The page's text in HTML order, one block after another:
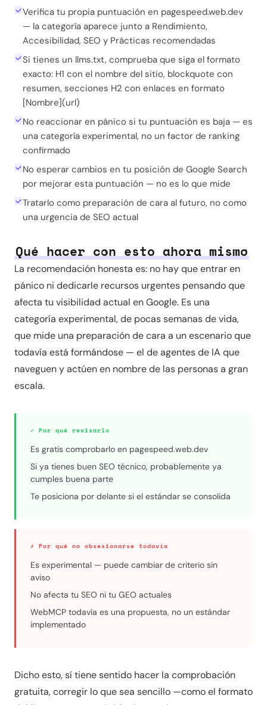
Verifica tu propia puntuación en pagespeed.web.dev
— la categoría aparece junto a Rendimiento,
Accesibilidad, SEO y Prácticas recomendadas
Si tienes un llms.txt, comprueba que siga el formato
exacto: H1 con el nombre del sitio, blockquote con
resumen, secciones H2 con enlaces en formato
[Nombre](url)
No reaccionar en pánico si tu puntuación es baja — es
una categoría experimental, no un factor de ranking
confirmado
No esperar cambios en tu posición de Google Search
por mejorar esta puntuación — no es lo que mide
Tratarlo como preparación de cara al futuro, no como
una urgencia de SEO actual
Qué hacer con esto ahora mismo
La recomendación honesta es: no hay que entrar en
pánico ni dedicarle recursos urgentes pensando que
afecta tu visibilidad actual en Google. Es una
categoría experimental, de pocas semanas de vida,
que mide una preparación de cara a un escenario que
todavía está formándose — el de agentes de IA que
naveguen y actúen en nombre de las personas a gran
escala.
✓ Por qué revisarlo
Es gratis comprobarlo en pagespeed.web.dev
Si ya tienes buen SEO técnico, probablemente ya
cumples buena parte
Te posiciona por delante si el estándar se consolida
✗ Por qué no obsesionarse todavía
Es experimental — puede cambiar de criterio sin
aviso
No afecta tu SEO ni tu GEO actuales
WebMCP todavía es una propuesta, no un estándar
implementado
Dicho esto, sí tiene sentido hacer la comprobación
gratuita, corregir lo que sea sencillo —como el formato